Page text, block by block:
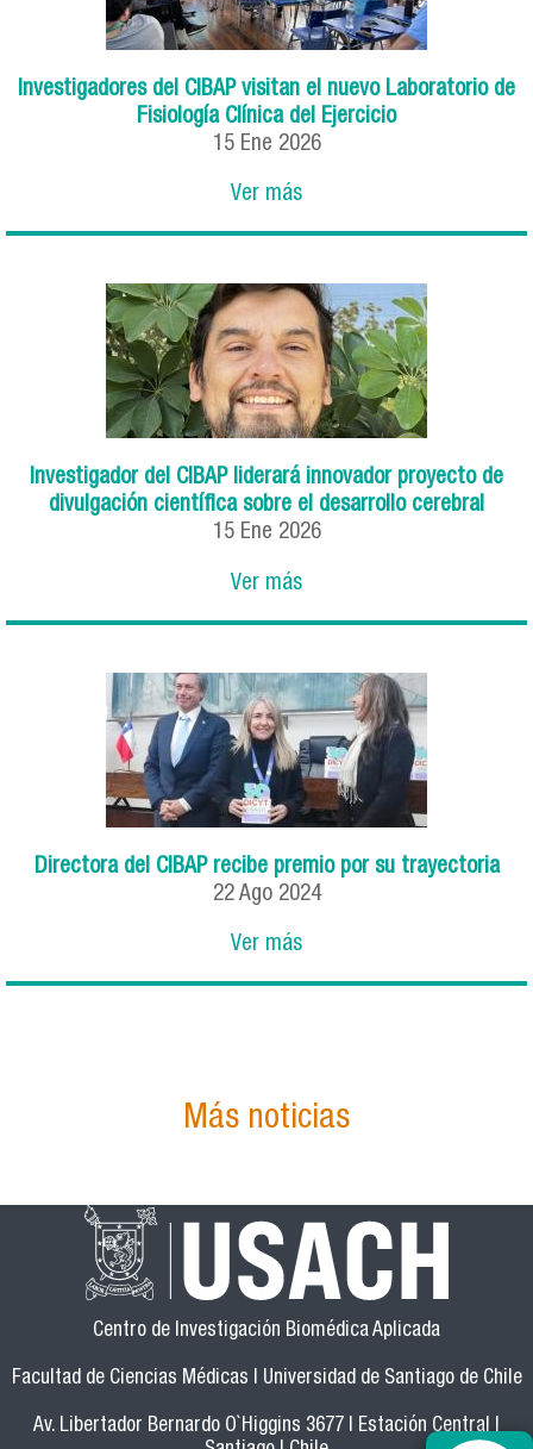
Investigadores del CIBAP visitan el nuevo Laboratorio de
Fisiología Clínica del Ejercicio
15 Ene 2026
Ver más
Investigador del CIBAP liderará innovador proyecto de
divulgación científica sobre el desarrollo cerebral
15 Ene 2026
Ver más
Directora del CIBAP recibe premio por su trayectoria
22 Ago 2024
Ver más
Más noticias
Centro de Investigación Biomédica Aplicada
Facultad de Ciencias Médicas | Universidad de Santiago de Chile
Av. Libertador Bernardo O`Higgins 3677 | Estación Central |